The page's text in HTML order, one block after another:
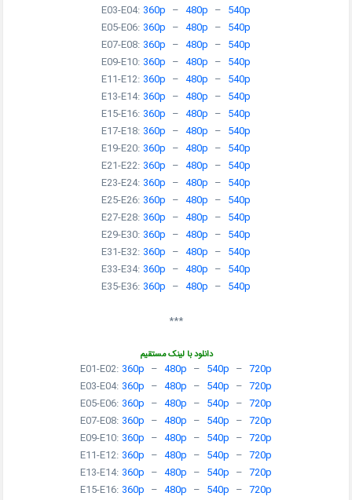
E03-E04: 360p – 480p – 540p
E05-E06: 360p – 480p – 540p
E07-E08: 360p – 480p – 540p
E09-E10: 360p – 480p – 540p
E11-E12: 360p – 480p – 540p
E13-E14: 360p – 480p – 540p
E15-E16: 360p – 480p – 540p
E17-E18: 360p – 480p – 540p
E19-E20: 360p – 480p – 540p
E21-E22: 360p – 480p – 540p
E23-E24: 360p – 480p – 540p
E25-E26: 360p – 480p – 540p
E27-E28: 360p – 480p – 540p
E29-E30: 360p – 480p – 540p
E31-E32: 360p – 480p – 540p
E33-E34: 360p – 480p – 540p
E35-E36: 360p – 480p – 540p
***
دانلود با لینک مستقیم
E01-E02: 360p – 480p – 540p – 720p
E03-E04: 360p – 480p – 540p – 720p
E05-E06: 360p – 480p – 540p – 720p
E07-E08: 360p – 480p – 540p – 720p
E09-E10: 360p – 480p – 540p – 720p
E11-E12: 360p – 480p – 540p – 720p
E13-E14: 360p – 480p – 540p – 720p
E15-E16: 360p – 480p – 540p – 720p